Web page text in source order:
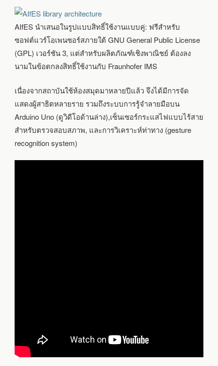
AIfES นำเสนอในรูปแบบสิทธิ์ใช้งานแบบคู่: ฟรีสำหรับ
ซอฟต์แวร์โอเพนซอร์สภายใต้ GNU General Public License
(GPL) เวอร์ชัน 3, แต่สำหรับผลิตภัณฑ์เชิงพาณิชย์ ต้องลง
นามในข้อตกลงสิทธิ์ใช้งานกับ Fraunhofer IMS
เนื่องจากสถาบันใช้ห้องสมุดมาหลายปีแล้ว จึงได้มีการจัด
แสดงผู้สาธิตหลายราย รวมถึงระบบการรู้จำลายมือบน
Arduino Uno (ดูวิดีโอด้านล่าง),เซ็นเซอร์กระแสไฟแบบไร้สาย
สำหรับตรวจสอบสภาพ, และการวิเคราะห์ท่าทาง (gesture
recognition system)